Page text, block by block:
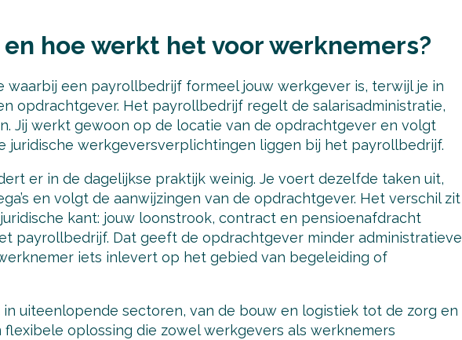
hoe werkt het voor werknemers?
waarbij een payrollbedrijf formeel jouw werkgever is, terwijl je in
opdrachtgever. Het payrollbedrijf regelt de salarisadministratie,
Jij werkt gewoon op de locatie van de opdrachtgever en volgt
juridische werkgeversverplichtingen liggen bij het payrollbedrijf.
er in de dagelijkse praktijk weinig. Je voert dezelfde taken uit,
en volgt de aanwijzingen van de opdrachtgever. Het verschil zit
kant: jouw loonstrook, contract en pensioenafdracht
payrollbedrijf. Dat geeft de opdrachtgever minder administratieve
iets inlevert op het gebied van begeleiding of
uiteenlopende sectoren, van de bouw en logistiek tot de zorg en
flexibele oplossing die zowel werkgevers als werknemers